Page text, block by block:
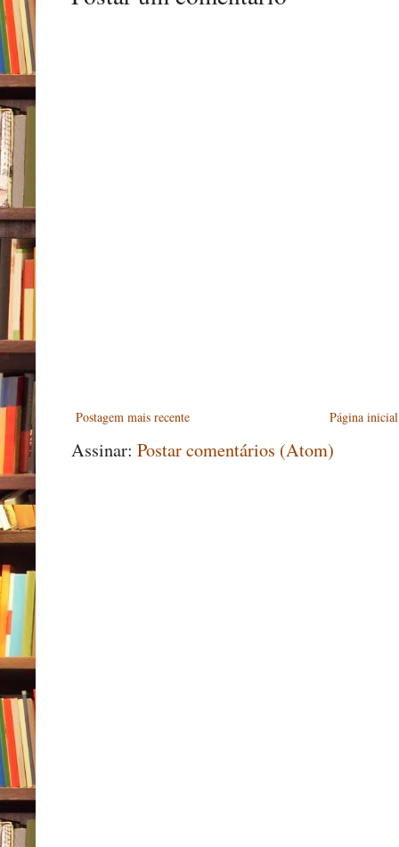
Postagem mais recente Página inicial
Assinar: Postar comentários (Atom)